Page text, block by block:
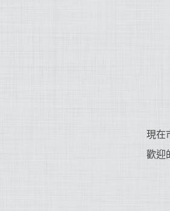
現在
歡迎